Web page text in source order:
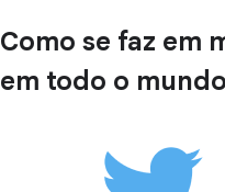
Como se faz em
em todo o mundo